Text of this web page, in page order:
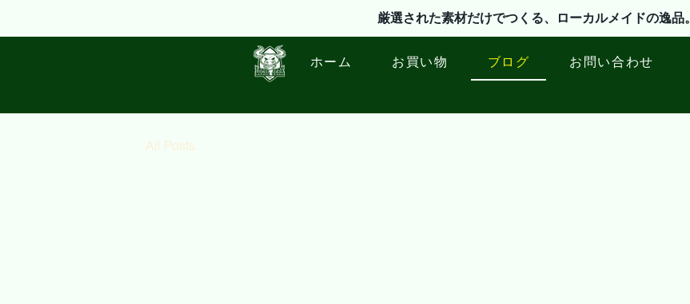
厳選された素材だけでつくる、ローカルメイドの逸品。
ホーム お買い物 ブログ お問い合わせ
All Posts